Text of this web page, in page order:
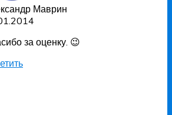
Маврин
за оценку. 😉